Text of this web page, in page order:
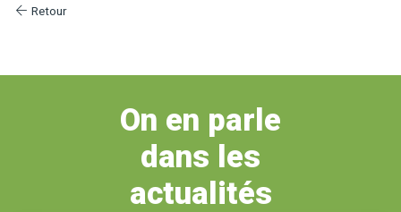
Retour
On en parle
dans les
actualités